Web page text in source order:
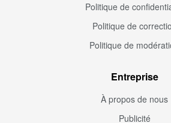
Politique de
Politique de
Politique de
Entreprise
À propos de nous
Publicité